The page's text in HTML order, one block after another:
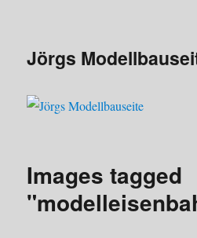
Jörgs
Images tagged